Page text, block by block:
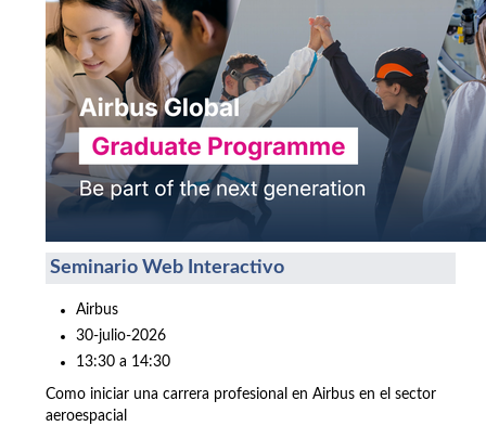
Seminario Web Interactivo
Airbus
30-julio-2026
13:30 a 14:30
Como iniciar una carrera profesional en Airbus en el sector
aeroespacial